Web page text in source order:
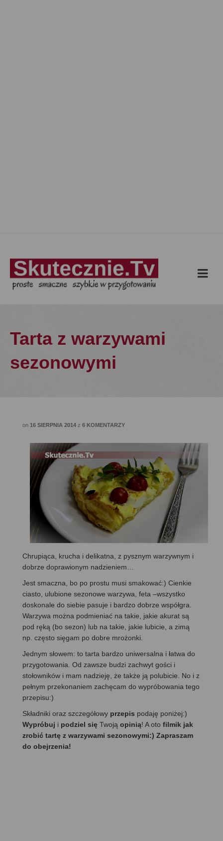
Tarta z warzywami
sezonowymi
on 16 SIERPNIA 2014 z 6 KOMENTARZY
Chrupiąca, krucha i delikatna, z pysznym warzywnym i
dobrze doprawionym nadzieniem…
Jest smaczna, bo po prostu musi smakować:) Cienkie
ciasto, ulubione sezonowe warzywa, feta –wszystko
doskonale do siebie pasuje i bardzo dobrze współgra.
Warzywa można podmieniać na takie, jakie akurat są
pod ręką (bo sezon) lub na takie, jakie lubicie, a zimą
np. często sięgam po dobre mrożonki.
Jednym słowem: to tarta bardzo uniwersalna i łatwa do
przygotowania. Od zawsze budzi zachwyt gości i
stołowników i mam nadzieję, że także ją polubicie. No i z
pełnym przekonaniem zachęcam do wypróbowania tego
przepisu:)
Składniki oraz szczegółowy przepis podaję poniżej:)
Wypróbuj i podziel się Twoją opinią! A oto filmik jak
zrobić tartę z warzywami sezonowymi:) Zapraszam
do obejrzenia!